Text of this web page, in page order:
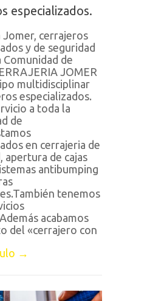
especializados.
Jomer, cerrajeros
y de seguridad
de
JOMER
multidisciplinar
especializados.
a toda la
de
en cerrajeria de
apertura de cajas
antibumping
tenemos
acabamos
del «cerrajero con
→